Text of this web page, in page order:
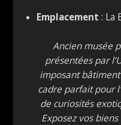
Emplacement: La
Ancien musée
présentées par
imposant
cadre parfait pour
de curiosités
Exposez vos